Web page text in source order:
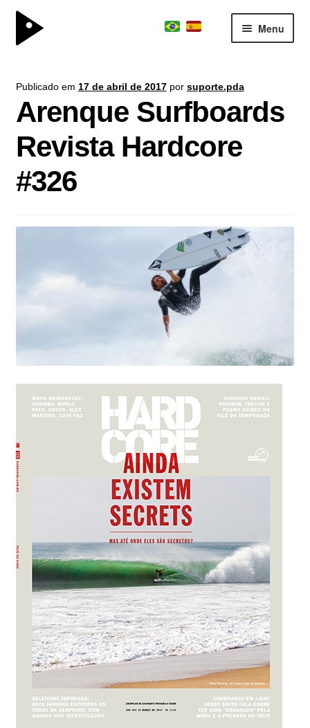
Menu
boardschool
team
consultoria
sobre
Publicado em 17 de abril de 2017 por suporte.pda
Arenque Surfboards
Revista Hardcore
#326